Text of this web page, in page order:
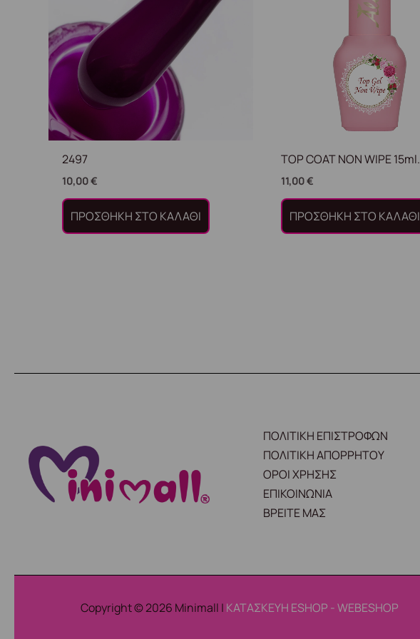
2497
10,00€
ΠΡΟΣΘΉΚΗ ΣΤΟ ΚΑΛΆΘΙ
TOP COAT NON WIPE 15ml.
11,00€
ΠΡΟΣΘΉΚΗ ΣΤΟ ΚΑΛΆΘΙ
ΠΟΛΙΤΙΚΗ ΕΠΙΣΤΡΟΦΩΝ
ΠΟΛΙΤΙΚΗ ΑΠΟΡΡΗΤΟΥ
ΟΡΟΙ ΧΡΗΣΗΣ
ΕΠΙΚΟΙΝΩΝΙΑ
ΒΡΕΙΤΕ ΜΑΣ
Copyright © 2026 Minimall | ΚΑΤΑΣΚΕΥΗ ESHOP - WEBESHOP